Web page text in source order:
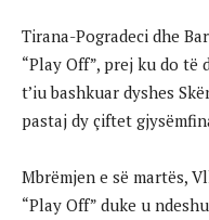
Tirana-Pogradeci dhe
“Play Off”, prej ku do
t’iu bashkuar dyshes
pastaj dy çiftet
Mbrëmjen e së martës,
“Play Off” duke u